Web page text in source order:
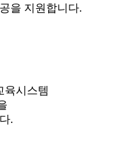
을 지원합니다.
육시스템
.